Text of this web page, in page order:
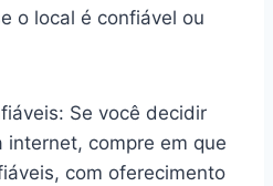
o local é confiável ou
Se você decidir
internet, compre em que
com oferecimento